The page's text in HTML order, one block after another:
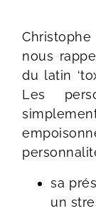
nous
du latin
Les
sa
un